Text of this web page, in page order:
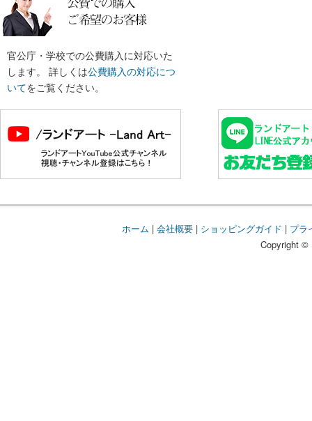
官公庁・学校での公費購入に対応いた
します。 詳しくは公費購入の対応につ
いてをご覧ください。
ホーム | 会社概要| ショッピングガイド | プラ
Copyright ©